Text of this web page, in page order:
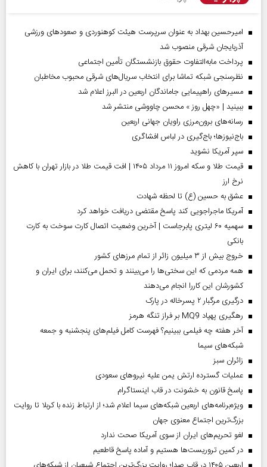
امیرحسین بهداد به عنوان سرپرست هیئت کوهنوردی و صعودهای ورزشی
آذربایجان شرقی منصوب شد
پرداخت مابه‌التفاوت حقوق بازنشستگان تأمین اجتماعی
نظرسنجی شبکه تماشا برای انتخاب سریال‌های شرقی محبوب مخاطبان
مسیر‌های راهپیمایی جاماندگان اربعین در البرز اعلام شد
ببینید | «چهل روز » محسن چاووشی منتشر شد
رسانه‌های برون‌مرزی راویان جهانی اربعین
باج‌نیوزها؛ باج‌گیری در لباس افشاگری
سپر آمریکا نشوید
قیمت طلا و سکه امروز ۱۱ مرداد ۱۴۰۵ | افت قیمت طلا در بازار تهران با کاهش
نرخ ارز
عشق به حسین (ع) تا لحظه شهادت
آمریکا ماجراجویی کند پاسخ مقتضی دریافت خواهد کرد
سهمیه ۶۰ لیتری پابرجاست | آخرین وضعیت اتصال کارت سوخت به کارت
بانکی
خروج بیش از ۳ میلیون زائر از تمام مرز‌های کشور
همه مردمی که این سختی‌ها را می‌بینند و تحمل می‌کنند، برای ایران و
کشورشان این کاررا انجام می‌دهند
درگیری مرگبار ۲ پسرخاله در پارک
رهگیری پهپاد MQ9 بر فراز تنگه هرمز
آخر هفته چه فیلمی ببینیم؟ فهرست کامل فیلم‌های پنجشنبه و جمعه
شبکه‌های سیما
‌زائران سبز
عملیات گسترده ارتش یمن علیه نیروهای سعودی
پاسخ قانون به خشونت در قاب اینستاگرام
ویژه‌برنامه‌های اربعین شبکه‌های سیما اعلام شد؛ از ارتباط زنده با کربلا تا روایت
بزرگ‌ترین اجتماع معنوی جهان
لغو تحریم‌های ایران از سوی آمریکا صحت ندارد
در کمین تروریست‌ها هستیم و آماده پاسخ قاطعیم